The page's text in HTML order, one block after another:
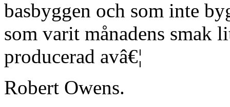
basbyggen och som inte
som varit månadens smak
producerad avâ€¦
Robert Owens.